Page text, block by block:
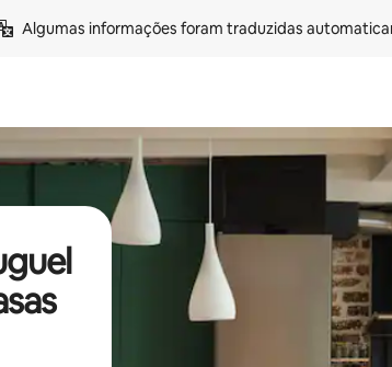
Algumas informações foram traduzidas